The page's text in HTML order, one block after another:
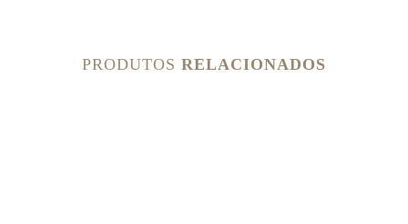
PRODUTOS RELACIONADOS